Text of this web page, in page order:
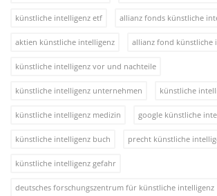
künstliche intelligenz etf allianz fonds künstliche
aktien künstliche intelligenz allianz fond künstliche
künstliche intelligenz vor und nachteile
künstliche intelligenz unternehmen künstliche
künstliche intelligenz medizin google künstliche
künstliche intelligenz buch precht künstliche
künstliche intelligenz gefahr
deutsches forschungszentrum für künstliche intelligenz